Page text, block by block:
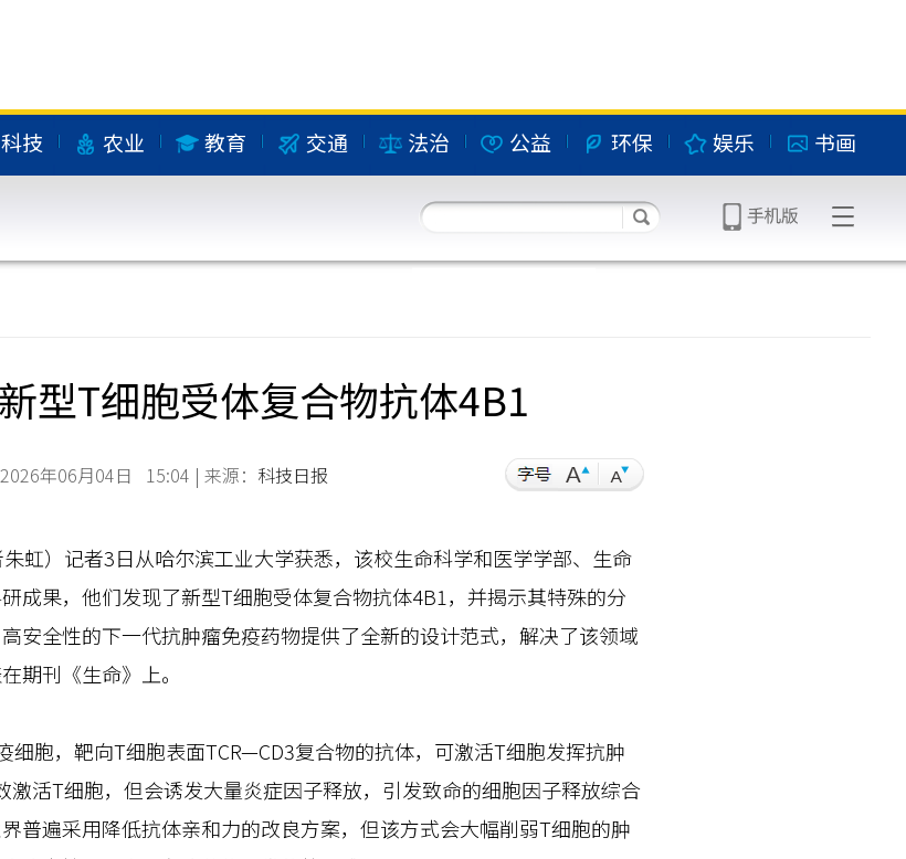
科技 农业 教育 交通 法治 公益 环保 娱乐 书画
型T细胞受体复合物抗体4B1
2026年06月04日 15:04 | 来源： 科技日报
）记者3日从哈尔滨工业大学获悉，该校生命科学和医学学部、生命
成果，他们发现了新型T细胞受体复合物抗体4B1，并揭示其特殊的分
安全性的下一代抗肿瘤免疫药物提供了全新的设计范式，解决了该领域
期刊《生命》上。
胞，靶向T细胞表面TCR—CD3复合物的抗体，可激活T细胞发挥抗肿
激活T细胞，但会诱发大量炎症因子释放，引发致命的细胞因子释放综合
普遍采用降低抗体亲和力的改良方案，但该方式会大幅削弱T细胞的肿